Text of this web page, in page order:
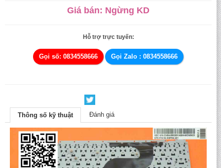
Giá bán: Ngừng KD
Hỗ trợ trực tuyến:
Gọi số: 0834558666 Gọi Zalo : 0834558666
Thông số kỹ thuật Đánh giá